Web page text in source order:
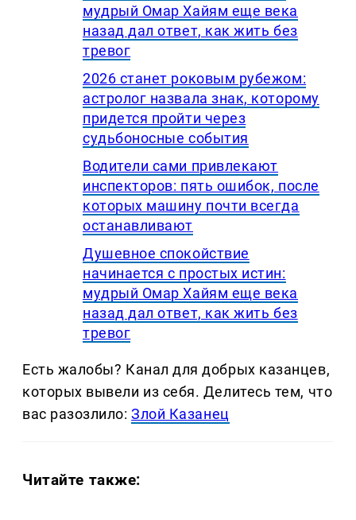
мудрый Омар Хайям еще века
назад дал ответ, как жить без
тревог
2026 станет роковым рубежом:
астролог назвала знак, которому
придется пройти через
судьбоносные события
Водители сами привлекают
инспекторов: пять ошибок, после
которых машину почти всегда
останавливают
Душевное спокойствие
начинается с простых истин:
мудрый Омар Хайям еще века
назад дал ответ, как жить без
тревог
Есть жалобы? Канал для добрых казанцев,
которых вывели из себя. Делитеcь тем, что
вас разозлило:Злой Казанец
Читайте также: